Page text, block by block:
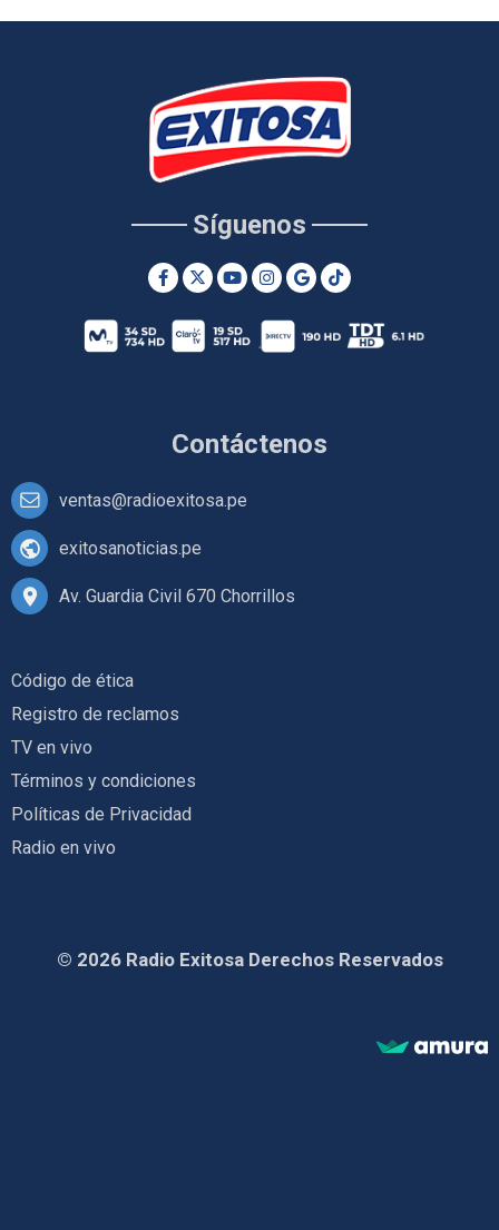
Contáctenos
ventas@radioexitosa.pe
exitosanoticias.pe
Av. Guardia Civil 670 Chorrillos
Síguenos
Código de ética
Registro de reclamos
TV en vivo
Términos y condiciones
Políticas de Privacidad
Radio en vivo
© 2026 Radio Exitosa Derechos Reservados